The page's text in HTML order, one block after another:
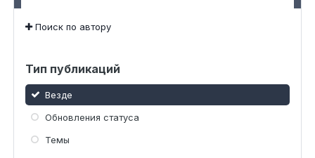
Поиск по автору
Тип публикаций
Везде
Обновления статуса
Темы